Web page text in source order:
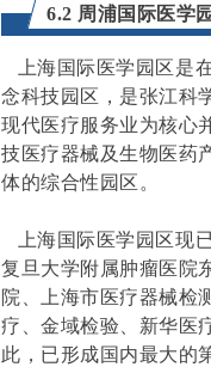
6.2 周浦国际医学
上海国际医学园区是
念科技园区，是张江科
现代医疗服务业为核心
技医疗器械及生物医药
体的综合性园区。
上海国际医学园区现
复旦大学附属肿瘤医院
院、上海市医疗器械检
疗、金域检验、新华医
此，已形成国内最大的